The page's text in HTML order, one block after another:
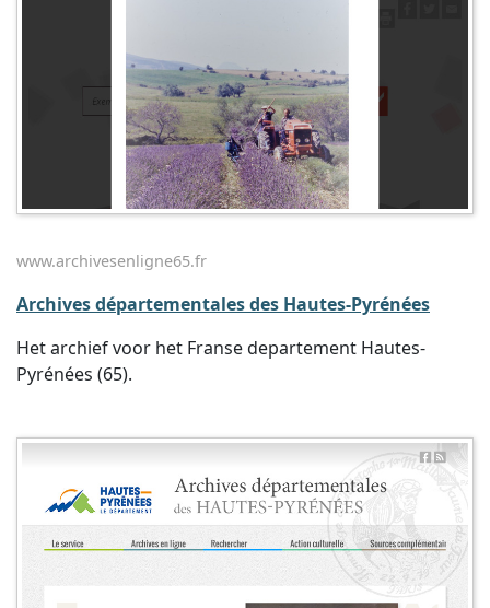
www.archivesenligne65.fr
Archives départementales des Hautes-Pyrénées
Het archief voor het Franse departement Hautes-
Pyrénées (65).